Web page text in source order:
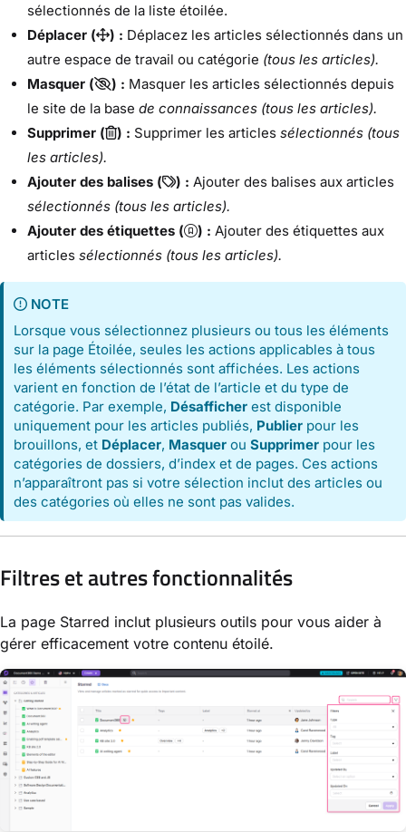
sélectionnés de la liste étoilée.
Déplacer (
) : Déplacez les articles sélectionnés dans un
autre espace de travail ou catégorie (tous les articles).
Masquer (
) : Masquer les articles sélectionnés depuis
le site de la base de connaissances (tous les articles).
Supprimer (
) : Supprimer les articles sélectionnés (tous
les articles).
Ajouter des balises (
) : Ajouter des balises aux articles
sélectionnés (tous les articles).
Ajouter des étiquettes (
) : Ajouter des étiquettes aux
articles sélectionnés (tous les articles).
NOTE
Lorsque vous sélectionnez plusieurs ou tous les éléments
sur la page Étoilée, seules les actions applicables à tous
les éléments sélectionnés sont affichées. Les actions
varient en fonction de l’état de l’article et du type de
catégorie. Par exemple, Désafficher est disponible
uniquement pour les articles publiés, Publier pour les
brouillons, et Déplacer, Masquer ouSupprimer pour les
catégories de dossiers, d’index et de pages. Ces actions
n’apparaîtront pas si votre sélection inclut des articles ou
des catégories où elles ne sont pas valides.
Filtres et autres fonctionnalités
La page Starred inclut plusieurs outils pour vous aider à
gérer efficacement votre contenu étoilé.